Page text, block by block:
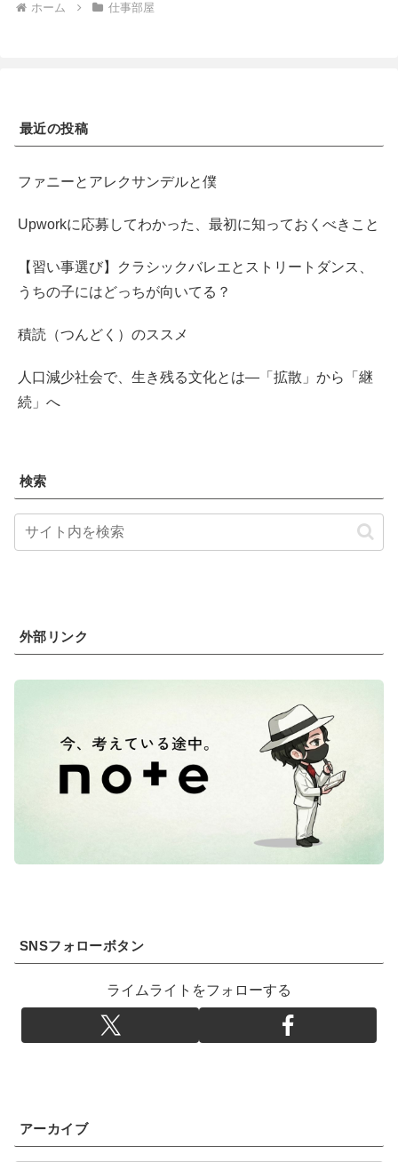
ホーム 仕事部屋
最近の投稿
ファニーとアレクサンデルと僕
Upworkに応募してわかった、最初に知っておくべきこと
【習い事選び】クラシックバレエとストリートダンス、
うちの子にはどっちが向いてる？
積読（つんどく）のススメ
人口減少社会で、生き残る文化とは―「拡散」から「継
続」へ
検索
外部リンク
SNSフォローボタン
ライムライトをフォローする
アーカイブ